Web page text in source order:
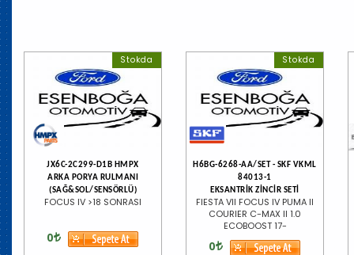
Stokda
JX6C-2C299-D1B HMPX
ARKA PORYA RULMANI
(SAĞ&SOL/SENSÖRLÜ)
FOCUS IV >18 SONRASI
0
Stokda
H6BG-6268-AA/SET - SKF VKML
84013-1
EKSANTRİK ZİNCİR SETİ
FIESTA VII FOCUS IV PUMA II
COURIER C-MAX II 1.0
ECOBOOST 17-
0